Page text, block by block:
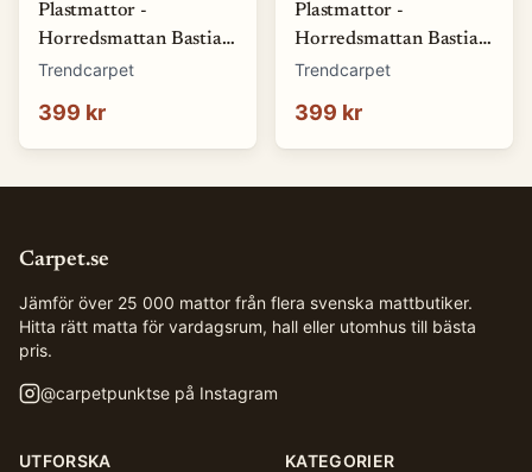
Plastmattor -
Horredsmattan Bastian
(blå) (Storlek: 70 x 50
Trendcarpet
399 kr
Plastmattor -
Horredsmattan Bastian
(brun) (Storlek: 70 x 50
Trendcarpet
399 kr
Carpet.se
Jämför över 25 000 mattor från flera svenska mattbutiker.
Hitta rätt matta för vardagsrum, hall eller utomhus till bästa
pris.
@carpetpunktse på Instagram
UTFORSKA KATEGORIER